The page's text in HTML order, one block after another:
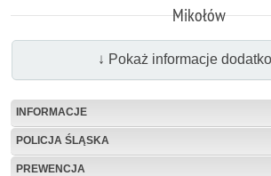
Mikołów
↓ Pokaż informacje
INFORMACJE
POLICJA ŚLĄSKA
PREWENCJA